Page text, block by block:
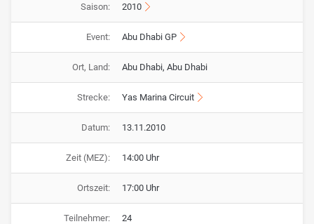
Saison: 2010
Event: Abu Dhabi GP
Ort, Land: Abu Dhabi, Abu Dhabi
Strecke: Yas Marina Circuit
Datum: 13.11.2010
Zeit (MEZ): 14:00 Uhr
Ortszeit: 17:00 Uhr
Teilnehmer: 24